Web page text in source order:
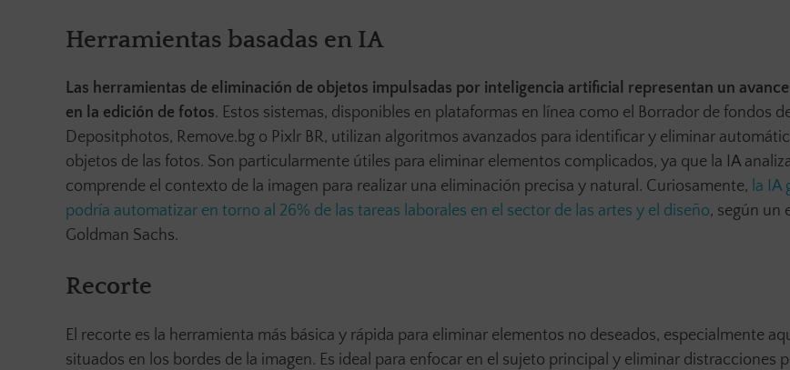
Herramientas basadas en IA
Las herramientas de eliminación de objetos impulsadas por inteligencia artificial representan un
en la edición de fotos. Estos sistemas, disponibles en plataformas en línea como el Borrador de fondos
Depositphotos, Remove.bg o Pixlr BR, utilizan algoritmos avanzados para identificar y eliminar
objetos de las fotos. Son particularmente útiles para eliminar elementos complicados, ya que la IA
comprende el contexto de la imagen para realizar una eliminación precisa y natural. Curiosamente, la IA
podría automatizar en torno al 26% de las tareas laborales en el sector de las artes y el diseño, según un
Goldman Sachs.
Recorte
El recorte es la herramienta más básica y rápida para eliminar elementos no deseados, especialmente
situados en los bordes de la imagen. Es ideal para enfocar en el sujeto principal y eliminar distracciones